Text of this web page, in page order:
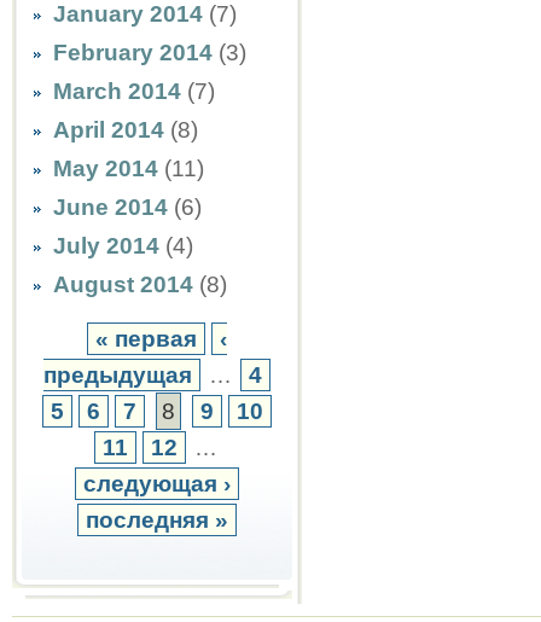
January 2014 (7)
February 2014 (3)
March 2014 (7)
April 2014 (8)
May 2014 (11)
June 2014 (6)
July 2014 (4)
August 2014 (8)
« первая
‹
предыдущая
…
4
5
6 7 8 9
10
11
12
…
следующая ›
последняя »